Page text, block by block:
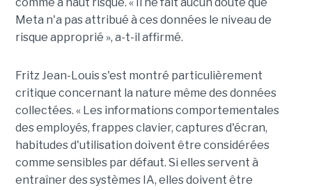
comme à haut risque. « Il ne fait aucun doute que
Meta n'a pas attribué à ces données le niveau de
risque approprié », a-t-il affirmé.
Fritz Jean-Louis s'est montré particulièrement
critique concernant la nature même des données
collectées. « Les informations comportementales
des employés, frappes clavier, captures d'écran,
habitudes d'utilisation doivent être considérées
comme sensibles par défaut. Si elles servent à
entraîner des systèmes IA, elles doivent être